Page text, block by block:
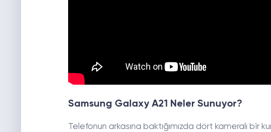
Samsung Galaxy A21 Neler Sunuyor?
Telefonun arkasına baktığımızda dört kameralı bir